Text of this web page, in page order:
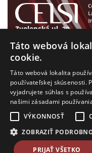
Zvolenská ul. 29
821 09 Bratislava,
Tel./Fax:+421 2 207 35
E-mail: info@celsi.sk
Všetky práva na CELSI
vyhradený. © CELSI 2008-
Táto webová
cookie.
Táto webová lokalita
používateľskej skúsenosti.
vyjadrujete súhlas s
našimi zásadami
VÝKONNOSŤ
ZOBRAZIŤ
PRIJAŤ VŠETKO